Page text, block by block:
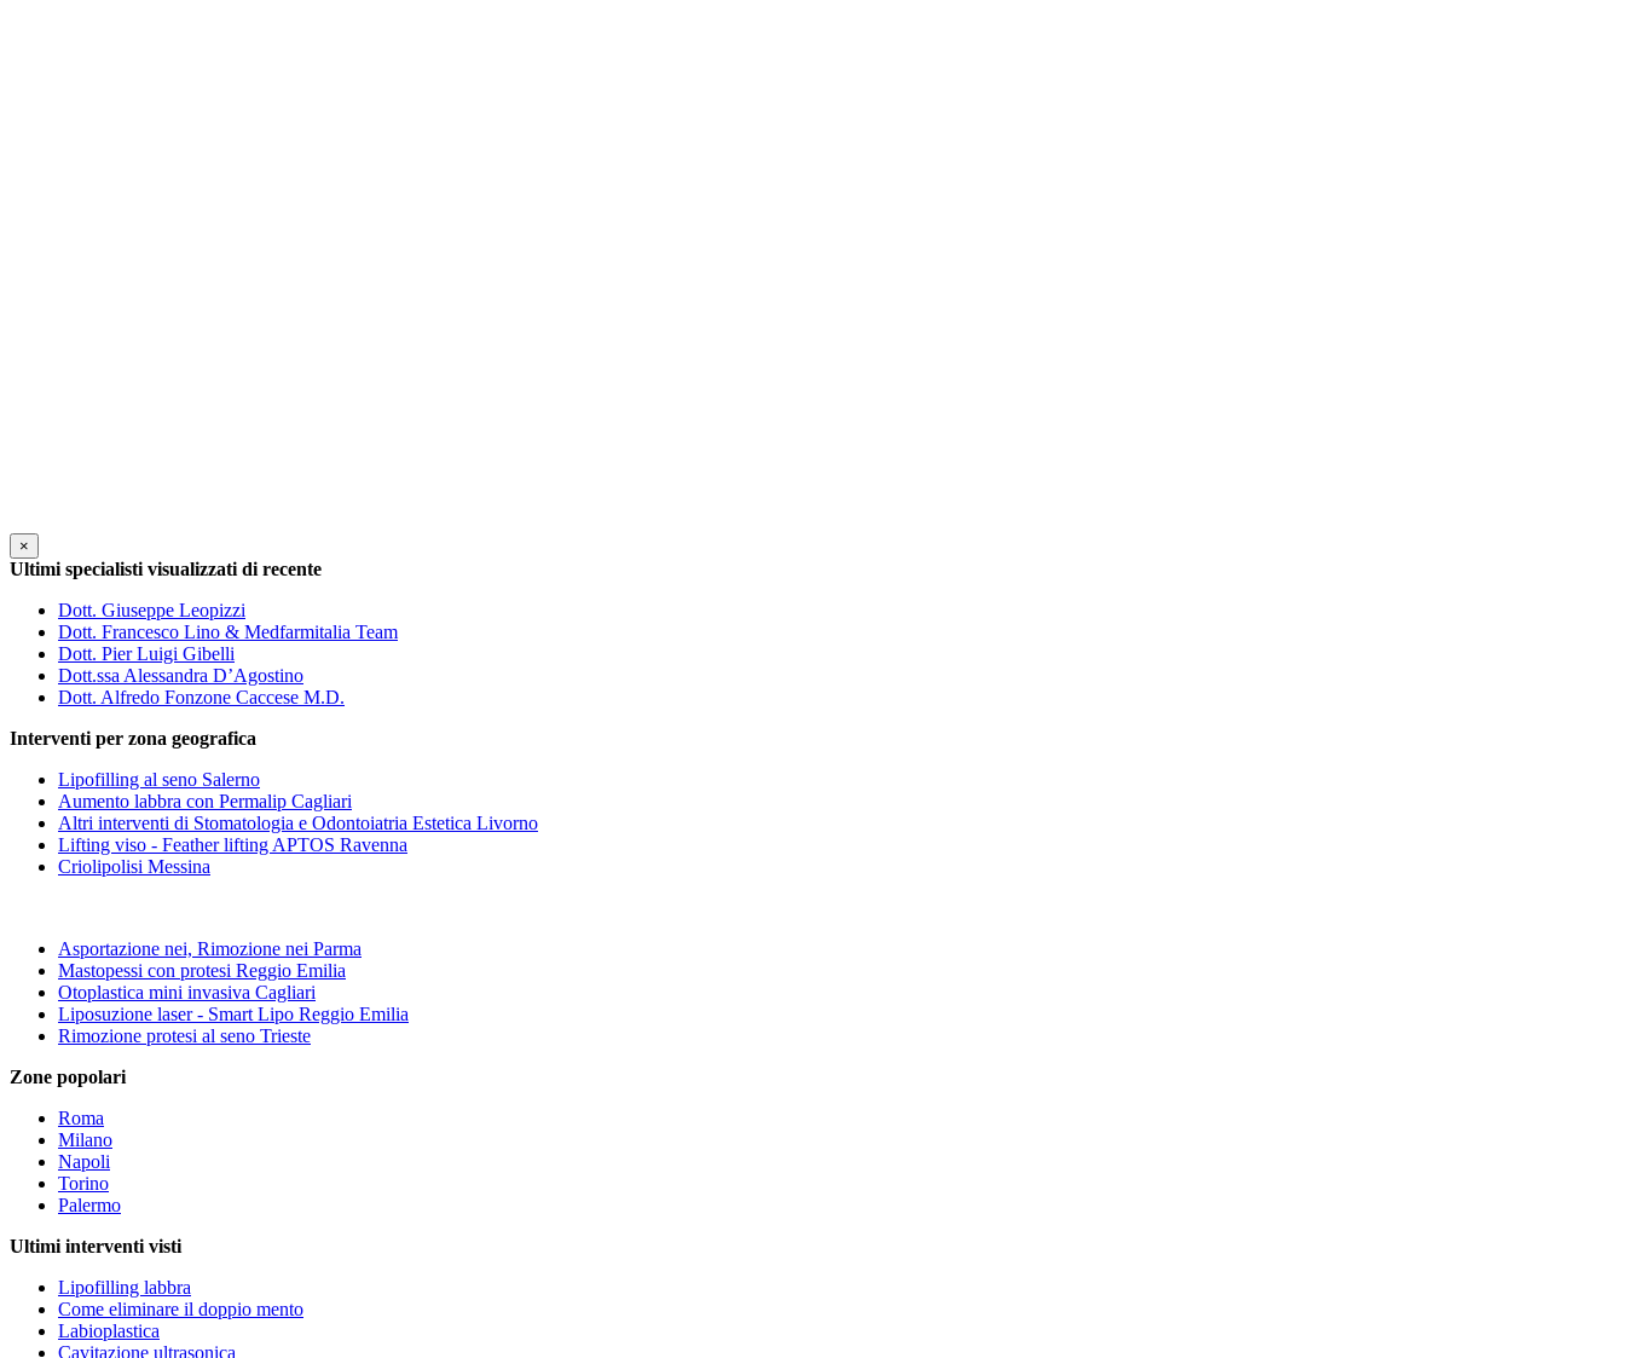
×
Ultimi specialisti visualizzati di recente
Dott. Giuseppe Leopizzi
Dott. Francesco Lino & Medfarmitalia Team
Dott. Pier Luigi Gibelli
Dott.ssa Alessandra D’Agostino
Dott. Alfredo Fonzone Caccese M.D.
Interventi per zona geografica
Lipofilling al seno Salerno
Aumento labbra con Permalip Cagliari
Altri interventi di Stomatologia e Odontoiatria Estetica Livorno
Lifting viso - Feather lifting APTOS Ravenna
Criolipolisi Messina
Asportazione nei, Rimozione nei Parma
Mastopessi con protesi Reggio Emilia
Otoplastica mini invasiva Cagliari
Liposuzione laser - Smart Lipo Reggio Emilia
Rimozione protesi al seno Trieste
Zone popolari
Roma
Milano
Napoli
Torino
Palermo
Ultimi interventi visti
Lipofilling labbra
Come eliminare il doppio mento
Labioplastica
Cavitazione ultrasonica